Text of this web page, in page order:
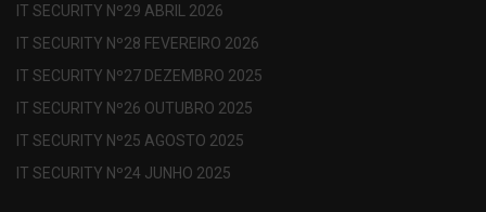
IT SECURITY Nº29 ABRIL 2026
IT SECURITY Nº28 FEVEREIRO 2026
IT SECURITY Nº27 DEZEMBRO 2025
IT SECURITY Nº26 OUTUBRO 2025
IT SECURITY Nº25 AGOSTO 2025
IT SECURITY Nº24 JUNHO 2025